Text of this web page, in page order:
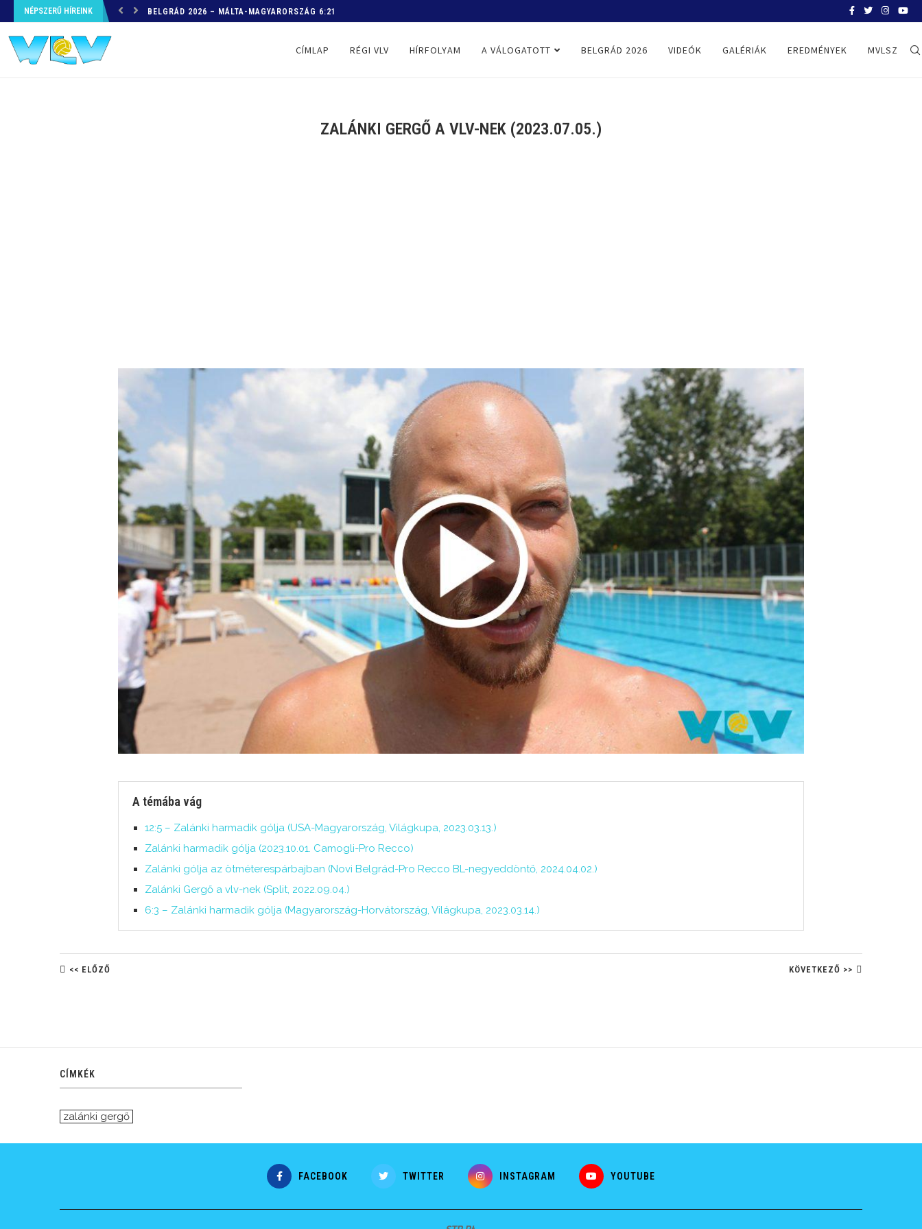
NÉPSZERŰ HÍREINK HELYZETKÉP AZ EB-RŐL – A TOVÁBBI PROGRAM
CÍMLAP RÉGI VLV HÍRFOLYAM A VÁLOGATOTT BELGRÁD 2026 VIDEÓK GALÉRIÁK EREDMÉNYEK MVLSZ
ZALÁNKI GERGŐ A VLV-NEK (2023.07.05.)
A témába vág
12:5 – Zalánki harmadik gólja (USA-Magyarország, Világkupa, 2023.03.13.)
Zalánki harmadik gólja (2023.10.01. Camogli-Pro Recco)
Zalánki gólja az ötméterespárbajban (Novi Belgrád-Pro Recco BL-negyeddöntő, 2024.04.02.)
Zalánki Gergő a vlv-nek (Split, 2022.09.04.)
6:3 – Zalánki harmadik gólja (Magyarország-Horvátország, Világkupa, 2023.03.14.)
<< ELŐZŐ KÖVETKEZŐ >>
CÍMKÉK
zalánki gergő
FACEBOOK TWITTER INSTAGRAM YOUTUBE